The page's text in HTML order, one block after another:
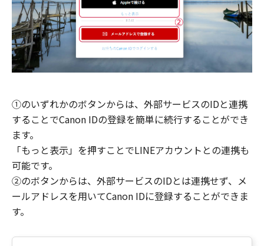
①のいずれかのボタンからは、外部サービスのIDと連携
することでCanon IDの登録を簡単に続行することができ
ます。
「もっと表示」を押すことでLINEアカウントとの連携も
可能です。
②のボタンからは、外部サービスのIDとは連携せず、メ
ールアドレスを用いてCanon IDに登録することができま
す。